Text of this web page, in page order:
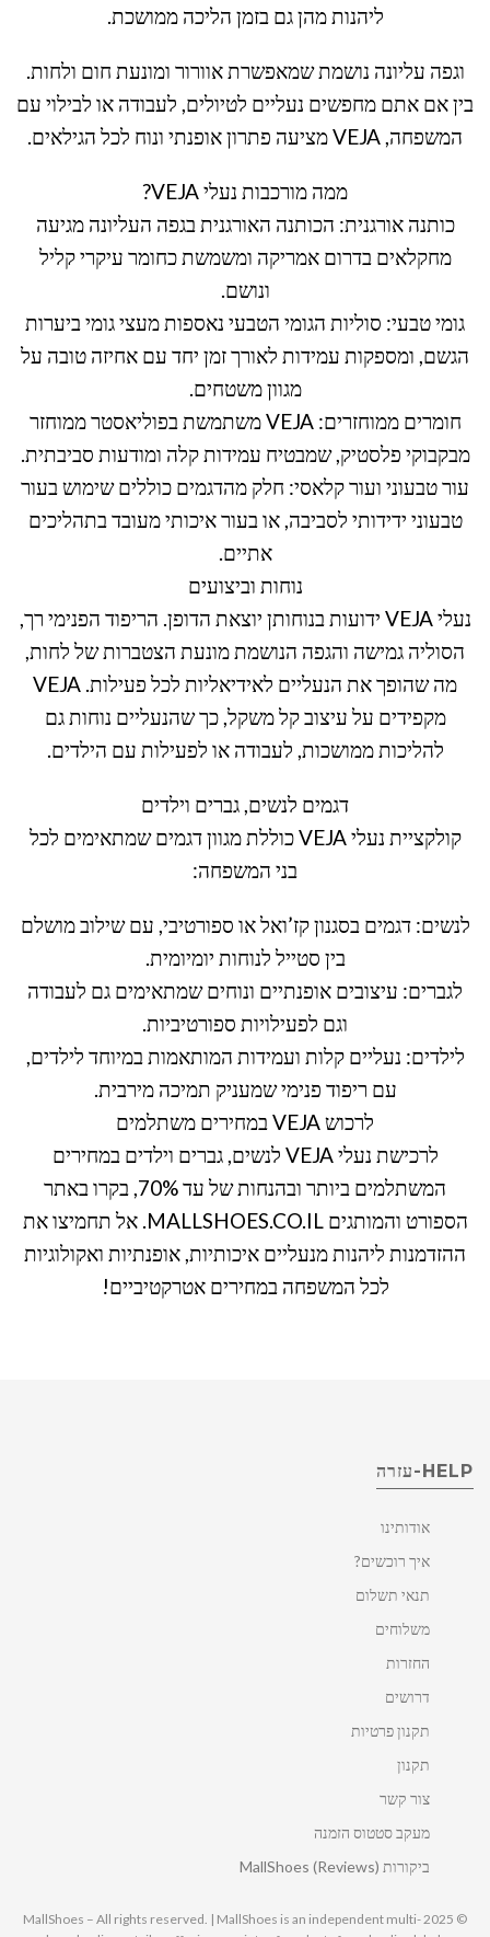
ליהנות מהן גם בזמן הליכה ממושכת.
וגפה עליונה נושמת שמאפשרת אוורור ומונעת חום ולחות.
בין אם אתם מחפשים נעליים לטיולים, לעבודה או לבילוי עם
המשפחה, VEJA מציעה פתרון אופנתי ונוח לכל הגילאים.
ממה מורכבות נעלי VEJA?
כותנה אורגנית: הכותנה האורגנית בגפה העליונה מגיעה
מחקלאים בדרום אמריקה ומשמשת כחומר עיקרי קליל
ונושם.
גומי טבעי: סוליות הגומי הטבעי נאספות מעצי גומי ביערות
הגשם, ומספקות עמידות לאורך זמן יחד עם אחיזה טובה על
מגוון משטחים.
חומרים ממוחזרים: VEJA משתמשת בפוליאסטר ממוחזר
מבקבוקי פלסטיק, שמבטיח עמידות קלה ומודעות סביבתית.
עור טבעוני ועור קלאסי: חלק מהדגמים כוללים שימוש בעור
טבעוני ידידותי לסביבה, או בעור איכותי מעובד בתהליכים
אתיים.
נוחות וביצועים
נעלי VEJA ידועות בנוחותן יוצאת הדופן. הריפוד הפנימי רך,
הסוליה גמישה והגפה הנושמת מונעת הצטברות של לחות,
מה שהופך את הנעליים לאידיאליות לכל פעילות. VEJA
מקפידים על עיצוב קל משקל, כך שהנעליים נוחות גם
להליכות ממושכות, לעבודה או לפעילות עם הילדים.
דגמים לנשים, גברים וילדים
קולקציית נעלי VEJA כוללת מגוון דגמים שמתאימים לכל
בני המשפחה:
לנשים: דגמים בסגנון קז’ואל או ספורטיבי, עם שילוב מושלם
בין סטייל לנוחות יומיומית.
לגברים: עיצובים אופנתיים ונוחים שמתאימים גם לעבודה
וגם לפעילויות ספורטיביות.
לילדים: נעליים קלות ועמידות המותאמות במיוחד לילדים,
עם ריפוד פנימי שמעניק תמיכה מירבית.
לרכוש VEJA במחירים משתלמים
לרכישת נעלי VEJA לנשים, גברים וילדים במחירים
המשתלמים ביותר ובהנחות של עד 70%, בקרו באתר
הספורט והמותגים MALLSHOES.CO.IL. אל תחמיצו את
ההזדמנות ליהנות מנעליים איכותיות, אופנתיות ואקולוגיות
לכל המשפחה במחירים אטרקטיביים!
HELP-עזרה
אודותינו
איך רוכשים?
תנאי תשלום
משלוחים
החזרות
דרושים
תקנון פרטיות
תקנון
צור קשר
מעקב סטטוס הזמנה
ביקורות MallShoes (Reviews)
© 2025 MallShoes – All rights reserved. | MallShoes is an independent multi-